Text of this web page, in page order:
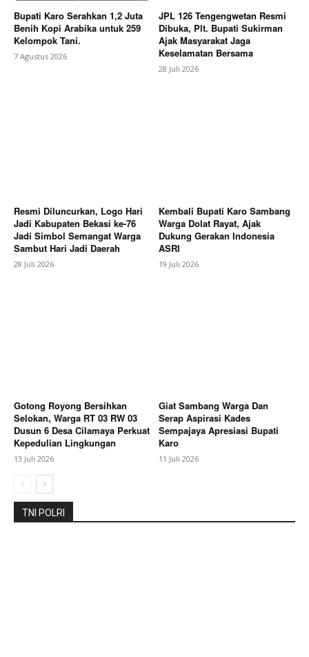
Subscription Plans
My account
Bupati Karo Serahkan 1,2 Juta
Benih Kopi Arabika untuk 259
Kelompok Tani.
7 Agustus 2026
JPL 126 Tengengwetan Resmi
Dibuka, Plt. Bupati Sukirman
Ajak Masyarakat Jaga
Keselamatan Bersama
28 Juli 2026
Resmi Diluncurkan, Logo Hari
Jadi Kabupaten Bekasi ke-76
Jadi Simbol Semangat Warga
Sambut Hari Jadi Daerah
28 Juli 2026
Kembali Bupati Karo Sambang
Warga Dolat Rayat, Ajak
Dukung Gerakan Indonesia
ASRI
19 Juli 2026
Gotong Royong Bersihkan
Selokan, Warga RT 03 RW 03
Dusun 6 Desa Cilamaya Perkuat
Kepedulian Lingkungan
13 Juli 2026
Giat Sambang Warga Dan
Serap Aspirasi Kades
Sempajaya Apresiasi Bupati
Karo
11 Juli 2026
TNI POLRI